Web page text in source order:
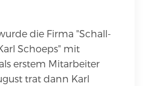
die Firma "Schall-
Schoeps" mit
erstem Mitarbeiter
trat dann Karl